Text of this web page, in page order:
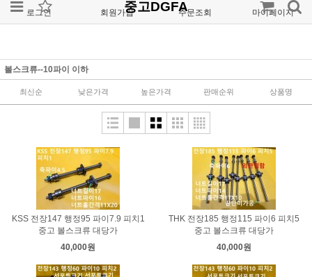
로그인 회원가입 주문조회 마이페이지
중고DGFA
볼스크류--10파이 이하
최신순 낮은가격 높은가격 판매순위 상품명
KSS 전장147 행정95 파이7.9 피치1
중고 볼스크류 대당가
40,000원
THK 전장185 행정115 파이6 피치5
중고 볼스크류 대당가
40,000원